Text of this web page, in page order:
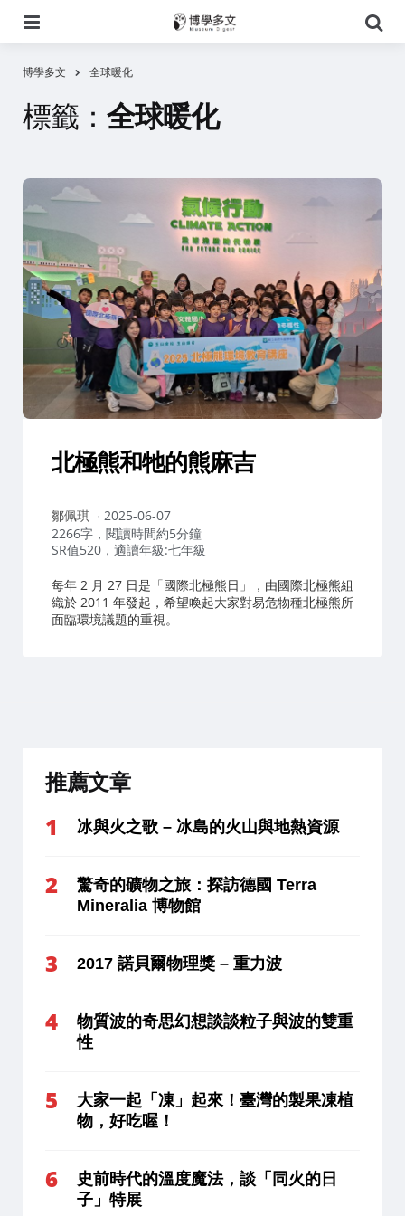
尋
博學多文 全球暖化
標籤： 全球暖化
北極熊和牠的熊麻吉
作
者：
鄒佩琪
2025-06-07
2266字，閱讀時間約5分鐘
SR值520，適讀年級:七年級
每年 2 月 27 日是「國際北極熊日」，由國際北極熊組
織於 2011 年發起，希望喚起大家對易危物種北極熊所
面臨環境議題的重視。
推薦文章
冰與火之歌 – 冰島的火山與地熱資源
驚奇的礦物之旅：探訪德國 Terra
Mineralia 博物館
2017 諾貝爾物理獎 – 重力波
物質波的奇思幻想談談粒子與波的雙重
性
大家一起「凍」起來！臺灣的製果凍植
物，好吃喔！
史前時代的溫度魔法，談「同火的日
子」特展